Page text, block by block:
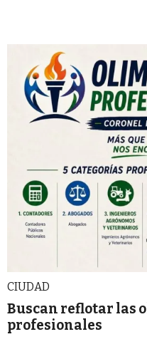
CIUDAD
Buscan reflotar las
profesionales